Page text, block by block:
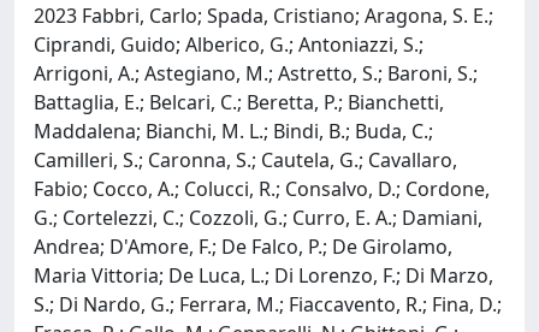
2023 Fabbri, Carlo; Spada, Cristiano; Aragona, S. E.;
Ciprandi, Guido; Alberico, G.; Antoniazzi, S.;
Arrigoni, A.; Astegiano, M.; Astretto, S.; Baroni, S.;
Battaglia, E.; Belcari, C.; Beretta, P.; Bianchetti,
Maddalena; Bianchi, M. L.; Bindi, B.; Buda, C.;
Camilleri, S.; Caronna, S.; Cautela, G.; Cavallaro,
Fabio; Cocco, A.; Colucci, R.; Consalvo, D.; Cordone,
G.; Cortelezzi, C.; Cozzoli, G.; Curro, E. A.; Damiani,
Andrea; D'Amore, F.; De Falco, P.; De Girolamo,
Maria Vittoria; De Luca, L.; Di Lorenzo, F.; Di Marzo,
S.; Di Nardo, G.; Ferrara, M.; Fiaccavento, R.; Fina, D.;